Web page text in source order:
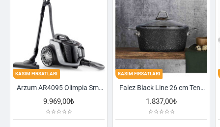
Arzum AR4095 Olimpia Smart Cyclone Filtreli Süpürge - Füme Falez Black Line 26 cm Tencere
KASIM FIRSATLARI